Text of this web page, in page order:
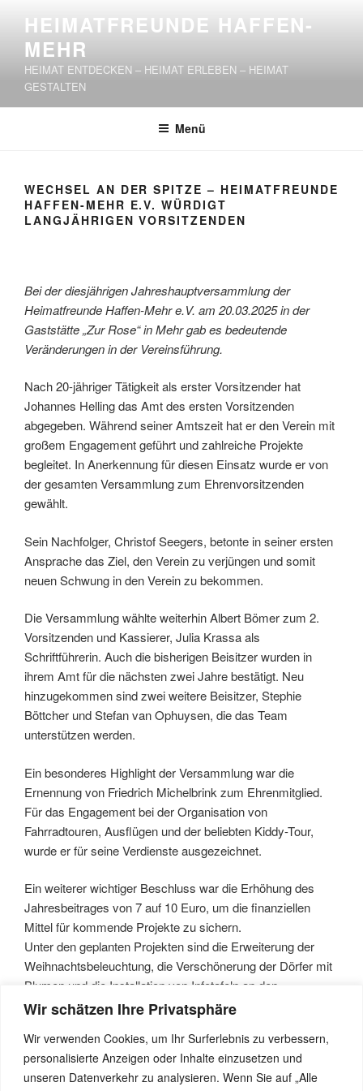
Wir schätzen Ihre Privatsphäre
Wir verwenden Cookies, um Ihr Surferlebnis zu verbessern,
personalisierte Anzeigen oder Inhalte einzusetzen und
unseren Datenverkehr zu analysieren. Wenn Sie auf „Alle
springen
HEIMATFREUNDE HAFFEN-
MEHR
HEIMAT ENTDECKEN – HEIMAT ERLEBEN – HEIMAT
GESTALTEN
Menü
WECHSEL AN DER SPITZE – HEIMATFREUNDE
HAFFEN-MEHR E.V. WÜRDIGT
LANGJÄHRIGEN VORSITZENDEN
Bei der diesjährigen Jahreshauptversammlung der
Heimatfreunde Haffen-Mehr e.V. am 20.03.2025 in der
Gaststätte „Zur Rose“ in Mehr gab es bedeutende
Veränderungen in der Vereinsführung.
Nach 20-jähriger Tätigkeit als erster Vorsitzender hat
Johannes Helling das Amt des ersten Vorsitzenden
abgegeben. Während seiner Amtszeit hat er den Verein mit
großem Engagement geführt und zahlreiche Projekte
begleitet. In Anerkennung für diesen Einsatz wurde er von
der gesamten Versammlung zum Ehrenvorsitzenden
gewählt.
Sein Nachfolger, Christof Seegers, betonte in seiner ersten
Ansprache das Ziel, den Verein zu verjüngen und somit
neuen Schwung in den Verein zu bekommen.
Die Versammlung wählte weiterhin Albert Bömer zum 2.
Vorsitzenden und Kassierer, Julia Krassa als
Schriftführerin. Auch die bisherigen Beisitzer wurden in
ihrem Amt für die nächsten zwei Jahre bestätigt. Neu
hinzugekommen sind zwei weitere Beisitzer, Stephie
Böttcher und Stefan van Ophuysen, die das Team
unterstützen werden.
Ein besonderes Highlight der Versammlung war die
Ernennung von Friedrich Michelbrink zum Ehrenmitglied.
Für das Engagement bei der Organisation von
Fahrradtouren, Ausflügen und der beliebten Kiddy-Tour,
wurde er für seine Verdienste ausgezeichnet.
Ein weiterer wichtiger Beschluss war die Erhöhung des
Jahresbeitrages von 7 auf 10 Euro, um die finanziellen
Mittel für kommende Projekte zu sichern.
Unter den geplanten Projekten sind die Erweiterung der
Weihnachtsbeleuchtung, die Verschönerung der Dörfer mit
Blumen und die Installation von Infotafeln an den
Bildstöcken. Außerdem sind Erntedankfest (05.10.2025)
Gemeinschaftsgefühl zu stärken.
Zum Abschluss der Versammlung bedankte Christof